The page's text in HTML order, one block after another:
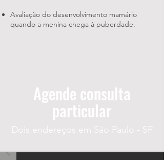
Avaliação do desenvolvimento mamário
quando a menina chega à puberdade.
Agende consulta
particular
Dois endereços em São Paulo - SP